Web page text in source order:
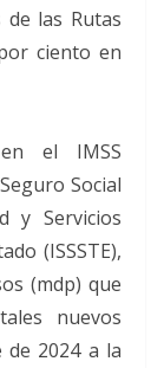
las Rutas
ciento en
el IMSS
Social
y Servicios
(ISSSTE),
(mdp) que
nuevos
de 2024 a la